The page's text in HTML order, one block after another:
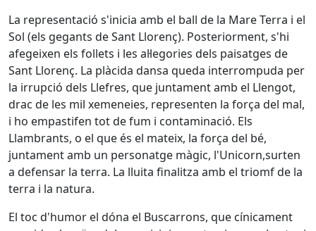
La representació s'inicia amb el ball de la Mare Terra i el
Sol (els gegants de Sant Llorenç). Posteriorment, s'hi
afegeixen els follets i les al·legories dels paisatges de
Sant Llorenç. La plàcida dansa queda interrompuda per
la irrupció dels Llefres, que juntament amb el Llengot,
drac de les mil xemeneies, representen la força del mal,
i ho empastifen tot de fum i contaminació. Els
Llambrants, o el que és el mateix, la força del bé,
juntament amb un personatge màgic, l'Unicorn,surten
a defensar la terra. La lluita finalitza amb el triomf de la
terra i la natura.
El toc d'humor el dóna el Buscarrons, que cínicament